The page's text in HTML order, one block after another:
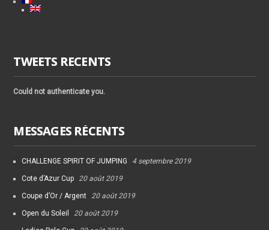
TWEETS RECENTS
Could not authenticate you.
MESSAGES RÉCENTS
CHALLENGE SPIRIT OF JUMPING 4 septembre 2019
Cote d’Azur Cup 20 août 2019
Coupe d’Or / Argent 20 août 2019
Open du Soleil 20 août 2019